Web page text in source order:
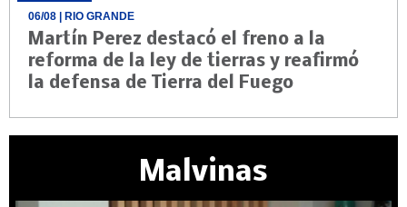
06/08 | RIO GRANDE
Martín Perez destacó el freno a la
reforma de la ley de tierras y reafirmó
la defensa de Tierra del Fuego
Malvinas